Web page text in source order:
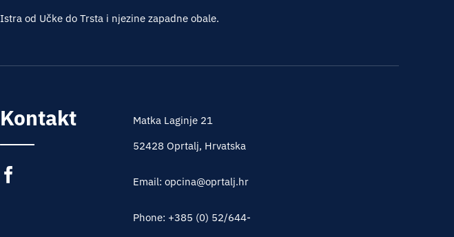
Istra od Učke do Trsta i njezine zapadne obale.
Kontakt
Matka Laginje 21
52428 Oprtalj, Hrvatska
Email: opcina@oprtalj.hr
Phone: +385 (0) 52/644-